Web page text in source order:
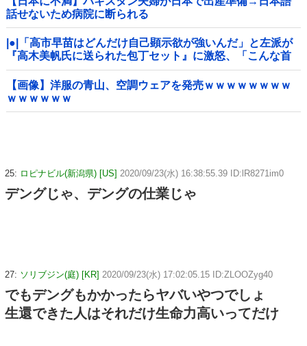
話せないため病院に断られる
|●|「高市早苗はどんだけ自己顕示欲が強いんだ」と左派が
『高木美帆氏に送られた包丁セット』に激怒、「こんな首
相は見たことがない」と言い張るも……
【画像】洋服の青山、空調ウェアを発売ｗｗｗｗｗｗｗｗ
ｗｗｗｗｗｗ
25: ロピナビル(新潟県) [US] 2020/09/23(水) 16:38:55.39 ID:lR8271im0
デングじゃ、デングの仕業じゃ
27: ソリブジン(庭) [KR] 2020/09/23(水) 17:02:05.15 ID:ZLOOZyg40
でもデングもかかったらヤバいやつでしょ
生還できた人はそれだけ生命力高いってだけ